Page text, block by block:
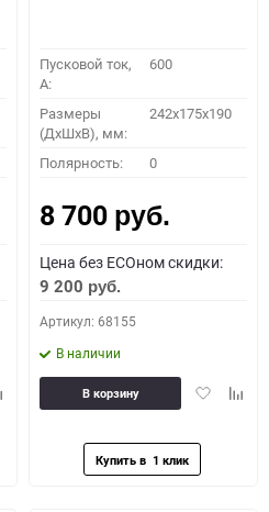
Пусковой ток,
A:
600
Размеры
(ДхШхВ), мм:
242x175x190
Полярность: 0
8 700 руб.
Цена без ECOном скидки:
9 200 руб.
Артикул: 68155
В наличии
Добавить
В корзину